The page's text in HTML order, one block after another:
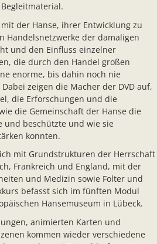
der Hanse, ihrer Entwicklung zu
Handelsnetzwerke der damaligen
und den Einfluss einzelner
die durch den Handel großen
enorme, bis dahin noch nie
zeigen die Macher der DVD auf,
die Erforschungen und die
die Gemeinschaft der Hanse die
und beschützte und wie sie
konnten.
mit Grundstrukturen der Herrschaft
Frankreich und England, mit der
und Medizin sowie Folter und
befasst sich im fünften Modul
Hansemuseum in Lübeck.
animierten Karten und
kommen wieder verschiedene